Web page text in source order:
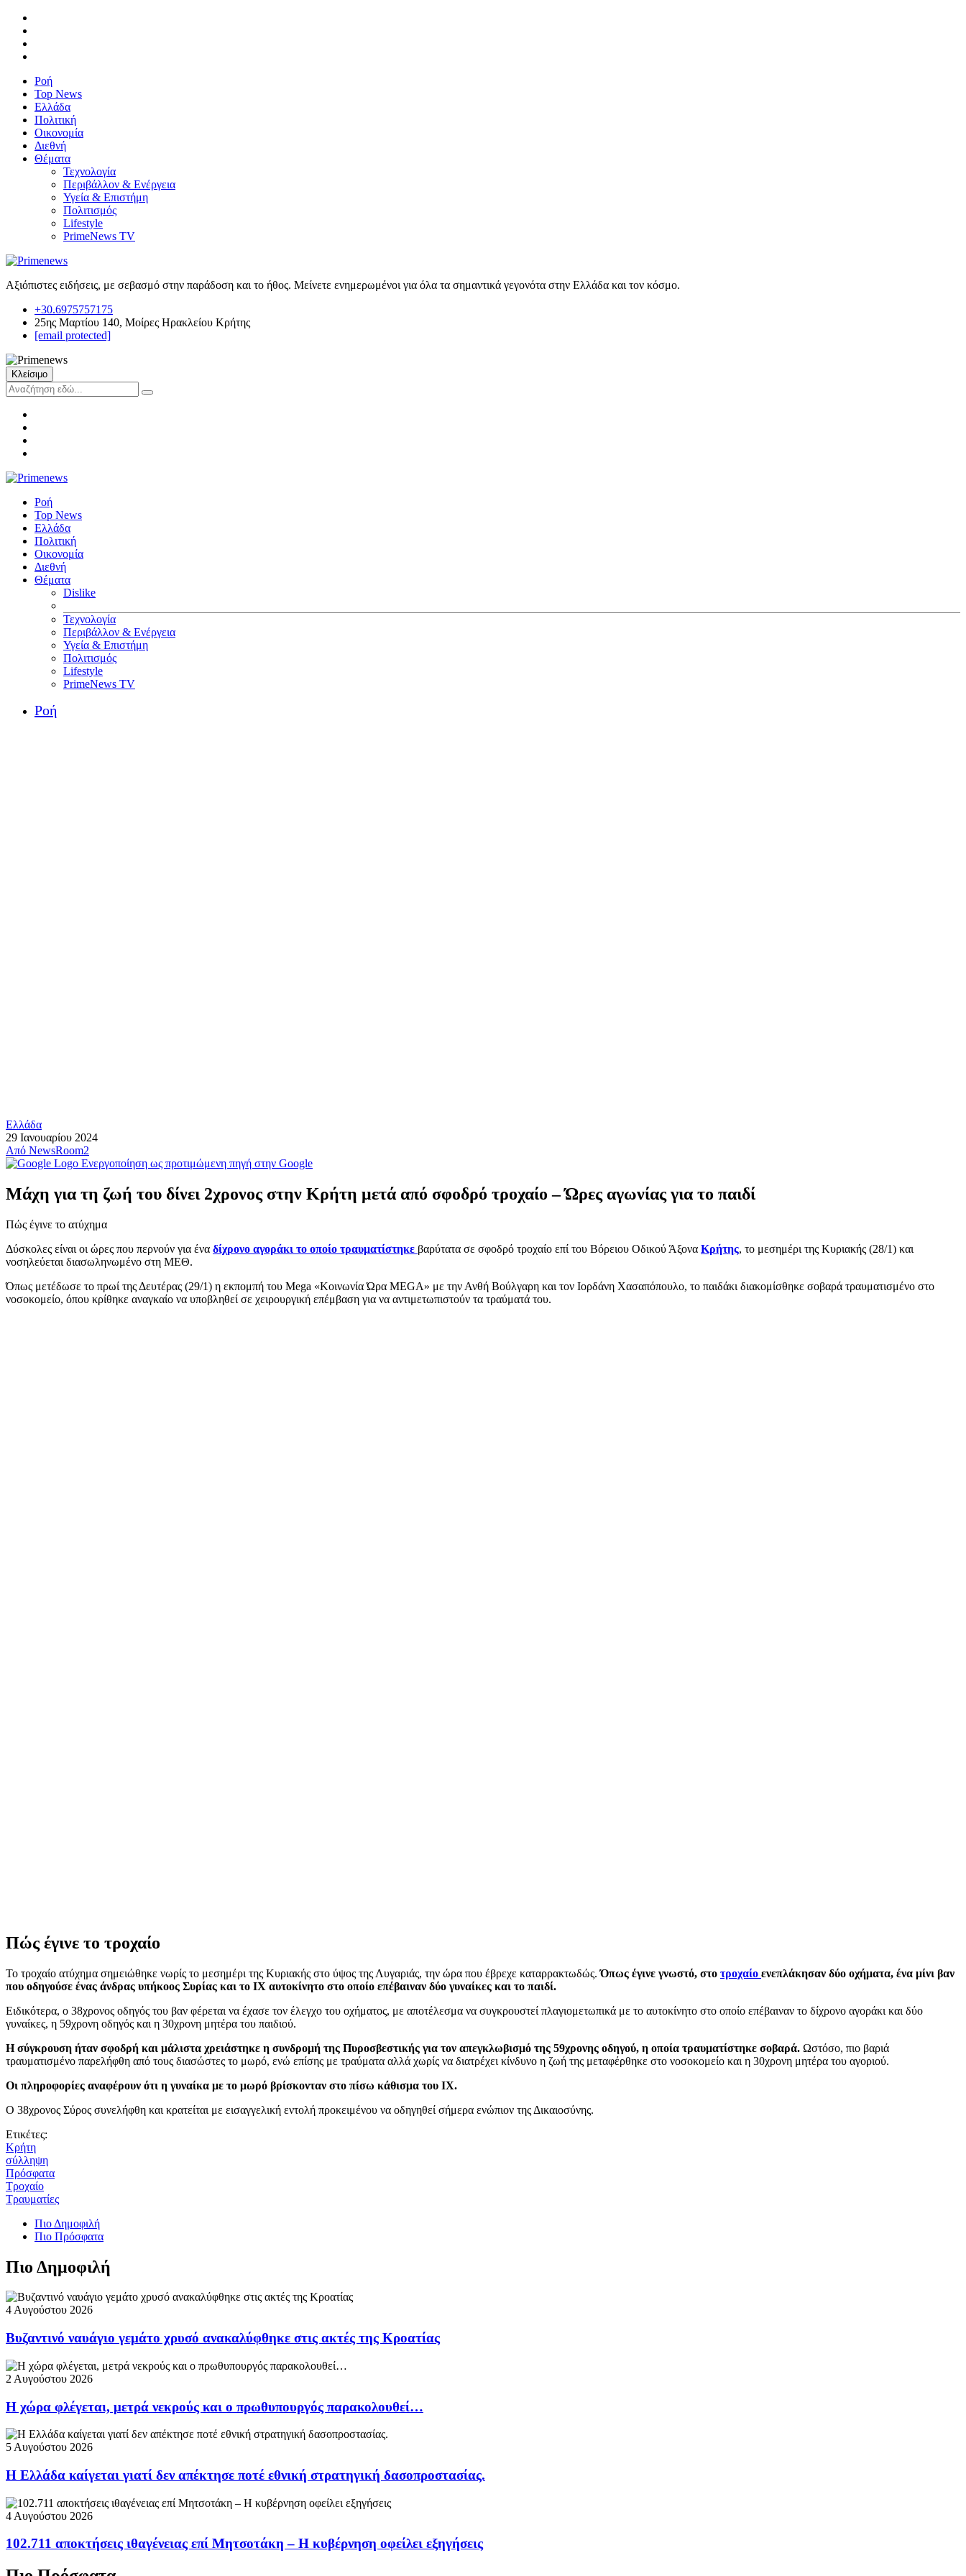
Ροή
Top News
Ελλάδα
Πολιτική
Οικονομία
Διεθνή
Θέματα
Τεχνολογία
Περιβάλλον & Ενέργεια
Υγεία & Επιστήμη
Πολιτισμός
Lifestyle
PrimeNews TV
Αξιόπιστες ειδήσεις, με σεβασμό στην παράδοση και το ήθος. Μείνετε ενημερωμένοι για όλα τα σημαντικά γεγονότα στην Ελλάδα και τον κόσμο.
+30.6975757175
25ης Μαρτίου 140, Μοίρες Ηρακλείου Κρήτης
[email protected]
Κλείσιμο
Ροή
Top News
Ελλάδα
Πολιτική
Οικονομία
Διεθνή
Θέματα
Dislike
Τεχνολογία
Περιβάλλον & Ενέργεια
Υγεία & Επιστήμη
Πολιτισμός
Lifestyle
PrimeNews TV
Ροή
Ελλάδα
29 Ιανουαρίου 2024
Από NewsRoom2
Ενεργοποίηση ως προτιμώμενη πηγή στην Google
Μάχη για τη ζωή του δίνει 2χρονος στην Κρήτη μετά από σφοδρό τροχαίο – Ώρες αγωνίας για το παιδί
Πώς έγινε το ατύχημα
Δύσκολες είναι οι ώρες που περνούν για ένα δίχρονο αγοράκι το οποίο τραυματίστηκε βαρύτατα σε σφοδρό τροχαίο επί του Βόρειου Οδικού Άξονα Κρήτης, το μεσημέρι της Κυριακής (28/1) και
νοσηλεύεται διασωληνωμένο στη ΜΕΘ.
Όπως μετέδωσε το πρωί της Δευτέρας (29/1) η εκπομπή του Mega «Κοινωνία Ώρα MEGA» με την Ανθή Βούλγαρη και τον Ιορδάνη Χασαπόπουλο, το παιδάκι διακομίσθηκε σοβαρά τραυματισμένο στο
νοσοκομείο, όπου κρίθηκε αναγκαίο να υποβληθεί σε χειρουργική επέμβαση για να αντιμετωπιστούν τα τραύματά του.
Πώς έγινε το τροχαίο
Το τροχαίο ατύχημα σημειώθηκε νωρίς το μεσημέρι της Κυριακής στο ύψος της Λυγαριάς, την ώρα που έβρεχε καταρρακτωδώς.Όπως έγινε γνωστό, στο τροχαίο ενεπλάκησαν δύο οχήματα, ένα μίνι βαν
που οδηγούσε ένας άνδρας υπήκοος Συρίας και το ΙΧ αυτοκίνητο στο οποίο επέβαιναν δύο γυναίκες και το παιδί.
Ειδικότερα, ο 38χρονος οδηγός του βαν φέρεται να έχασε τον έλεγχο του οχήματος, με αποτέλεσμα να συγκρουστεί πλαγιομετωπικά με το αυτοκίνητο στο οποίο επέβαιναν το δίχρονο αγοράκι και δύο
γυναίκες, η 59χρονη οδηγός και η 30χρονη μητέρα του παιδιού.
Η σύγκρουση ήταν σφοδρή και μάλιστα χρειάστηκε η συνδρομή της Πυροσβεστικής για τον απεγκλωβισμό της 59χρονης οδηγού, η οποία τραυματίστηκε σοβαρά. Ωστόσο, πιο βαριά
τραυματισμένο παρελήφθη από τους διασώστες το μωρό, ενώ επίσης με τραύματα αλλά χωρίς να διατρέχει κίνδυνο η ζωή της μεταφέρθηκε στο νοσοκομείο και η 30χρονη μητέρα του αγοριού.
Οι πληροφορίες αναφέρουν ότι η γυναίκα με το μωρό βρίσκονταν στο πίσω κάθισμα του ΙΧ.
Ο 38χρονος Σύρος συνελήφθη και κρατείται με εισαγγελική εντολή προκειμένου να οδηγηθεί σήμερα ενώπιον της Δικαιοσύνης.
Ετικέτες:
Κρήτη
σύλληψη
Πρόσφατα
Τροχαίο
Τραυματίες
Πιο Δημοφιλή
Πιο Πρόσφατα
Πιο Δημοφιλή
4 Αυγούστου 2026
Βυζαντινό ναυάγιο γεμάτο χρυσό ανακαλύφθηκε στις ακτές της Κροατίας
2 Αυγούστου 2026
Η χώρα φλέγεται, μετρά νεκρούς και ο πρωθυπουργός παρακολουθεί…
5 Αυγούστου 2026
Η Ελλάδα καίγεται γιατί δεν απέκτησε ποτέ εθνική στρατηγική δασοπροστασίας.
4 Αυγούστου 2026
102.711 αποκτήσεις ιθαγένειας επί Μητσοτάκη – Η κυβέρνηση οφείλει εξηγήσεις